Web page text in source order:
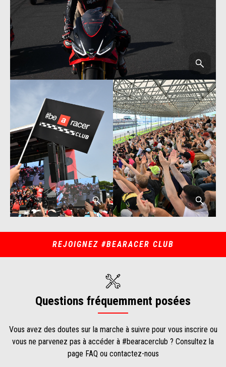
REJOIGNEZ #BEARACER CLUB
Questions fréquemment posées
Vous avez des doutes sur la marche à suivre pour vous inscrire ou
vous ne parvenez pas à accéder à #bearacerclub ? Consultez la
page FAQ ou contactez-nous